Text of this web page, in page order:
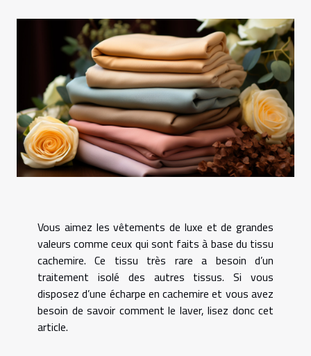
Vous aimez les vêtements de luxe et de grandes
valeurs comme ceux qui sont faits à base du tissu
cachemire. Ce tissu très rare a besoin d’un
traitement isolé des autres tissus. Si vous
disposez d’une écharpe en cachemire et vous avez
besoin de savoir comment le laver, lisez donc cet
article.